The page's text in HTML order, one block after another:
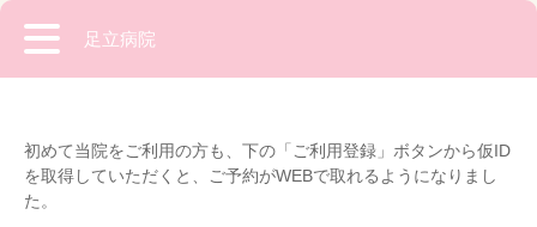
足立病院
初めて当院をご利用の方も、下の「ご利用登録」ボタンから仮ID
を取得していただくと、ご予約がWEBで取れるようになりまし
た。